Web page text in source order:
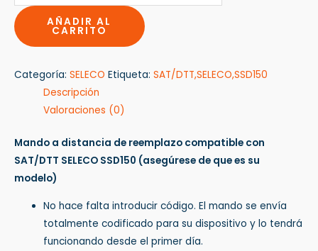
AÑADIR AL
CARRITO
Categoría: SELECO Etiqueta: SAT/DTT,SELECO,SSD150
Descripción
Valoraciones (0)
Mando a distancia de reemplazo compatible con
SAT/DTT SELECO SSD150 (asegúrese de que es su
modelo)
No hace falta introducir código. El mando se envía
totalmente codificado para su dispositivo y lo tendrá
funcionando desde el primer día.